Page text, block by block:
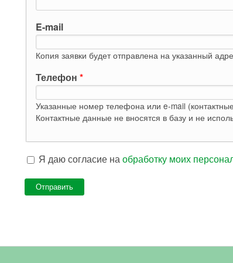
E-mail
Копия заявки будет отправлена на указанный
Телефон *
Указанные номер телефона или e-mail
Я даю согласие на обработку моих